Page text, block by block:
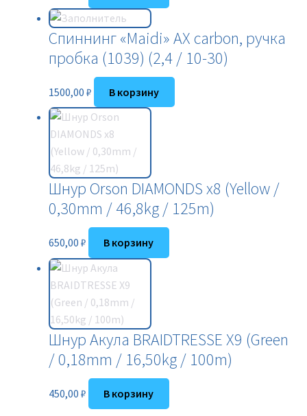
Спиннинг «Maidi» AX carbon, ручка
пробка (1039) (2,4 / 10-30)
1500,00 ₽ В корзину
Шнур Orson DIAMONDS x8 (Yellow /
0,30mm / 46,8kg / 125m)
650,00 ₽ В корзину
Шнур Акула BRAIDTRESSE X9 (Green
/ 0,18mm / 16,50kg / 100m)
450,00 ₽ В корзину